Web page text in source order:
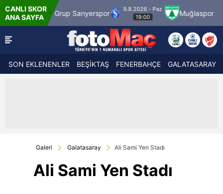
CANLI SKOR
ANA SAYFA
Sarıyerspor
9.8.2026 - Paz
19:00
Muğlaspor Vanspor
SON EKLENENLER BEŞİKTAŞ FENERBAHÇE GALATASARAY
Galeri Galatasaray Ali Sami Yen Stadı
Ali Sami Yen Stadı